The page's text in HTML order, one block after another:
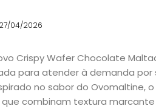
27/04/2026
Crispy Wafer Chocolate
para atender à demanda
no sabor do Ovomaltine,
combinam textura marcante